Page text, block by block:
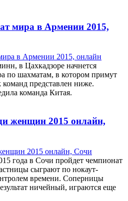
мира в Армении 2015,
в Цахкадзоре начнется
по шахматам, в котором примут
представлен ниже.
команда Китая.
женщин 2015 онлайн,
года в Сочи пройдет чемпионат
сыграют по нокаут-
времени. Соперницы
ничейный, играются еще